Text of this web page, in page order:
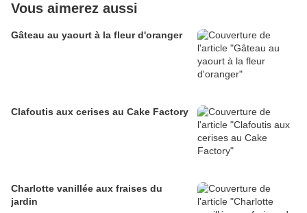
Vous aimerez aussi
Gâteau au yaourt à la fleur d'oranger
Clafoutis aux cerises au Cake Factory
Charlotte vanillée aux fraises du
jardin